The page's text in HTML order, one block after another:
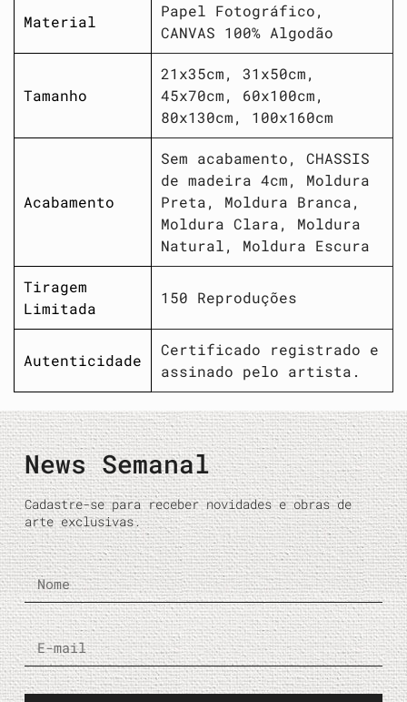
Material
Papel Fotográfico,
CANVAS 100% Algodão
Tamanho
21x35cm, 31x50cm,
45x70cm, 60x100cm,
80x130cm, 100x160cm
Acabamento
Sem acabamento, CHASSIS
de madeira 4cm, Moldura
Preta, Moldura Branca,
Moldura Clara, Moldura
Natural, Moldura Escura
Tiragem
Limitada
150 Reproduções
Autenticidade
Certificado registrado e
assinado pelo artista.
News Semanal
Cadastre-se para receber novidades e obras de
arte exclusivas.